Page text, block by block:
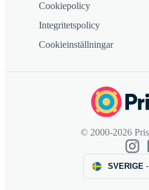
Cookiepolicy
Integritetspolicy
Cookieinställningar
© 2000-2026
SVERIGE-